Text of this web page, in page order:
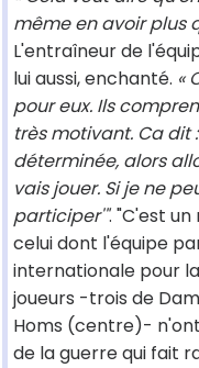
même en avoir plus
L'entraîneur de
lui aussi, enchanté. «
pour eux. Ils
très motivant. Ca dit
déterminée, alors
vais jouer. Si je ne
participer'". "C'est
celui dont l'équipe
internationale pour
joueurs -trois de
Homs (centre)-
de la guerre qui fait